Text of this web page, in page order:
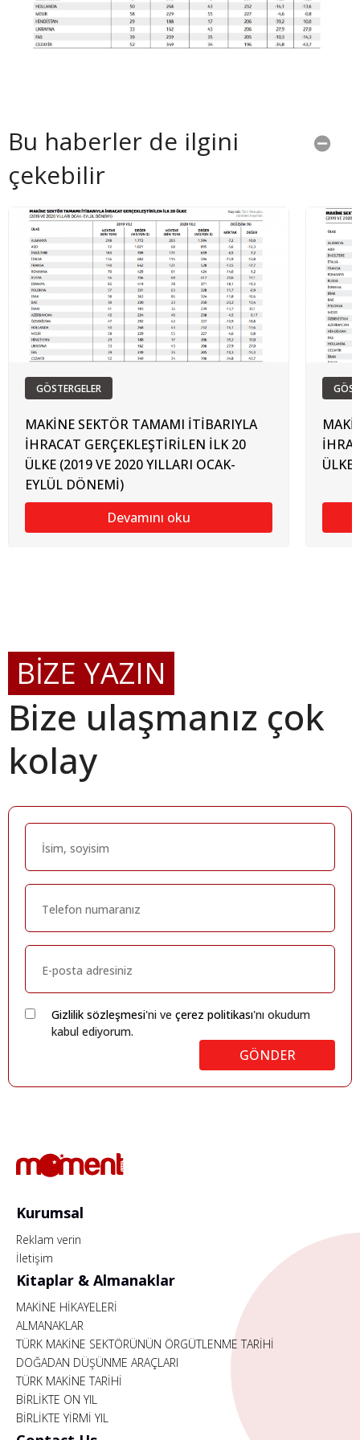
Bu haberler de ilgini
çekebilir
GÖSTERGELER
MAKİNE SEKTÖR TAMAMI İTİBARIYLA
İHRACAT GERÇEKLEŞTİRİLEN İLK 20
ÜLKE (2019 VE 2020 YILLARI OCAK-
EYLÜL DÖNEMİ)
Devamını oku
ÜLKE
BİZE YAZIN
Bize ulaşmanız çok
kolay
Gizlilik sözleşmesi'ni ve çerez politikası'nı okudum
kabul ediyorum.
GÖNDER
Kurumsal
Reklam verin
İletişim
Kitaplar & Almanaklar
MAKİNE HİKAYELERİ
ALMANAKLAR
TÜRK MAKİNE SEKTÖRÜNÜN ÖRGÜTLENME TARİHİ
DOĞADAN DÜŞÜNME ARAÇLARI
TÜRK MAKİNE TARİHİ
BİRLİKTE ON YIL
BİRLİKTE YİRMİ YIL